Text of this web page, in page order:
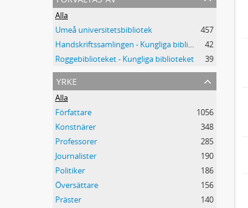
Alla
Umeå universitetsbibliotek
457
Handskriftssamlingen - Kungliga biblioteket
42
Roggebiblioteket - Kungliga biblioteket
39
yrke
Alla
Författare
1056
Konstnärer
348
Professorer
285
Journalister
190
Politiker
186
Översättare
156
Präster
140